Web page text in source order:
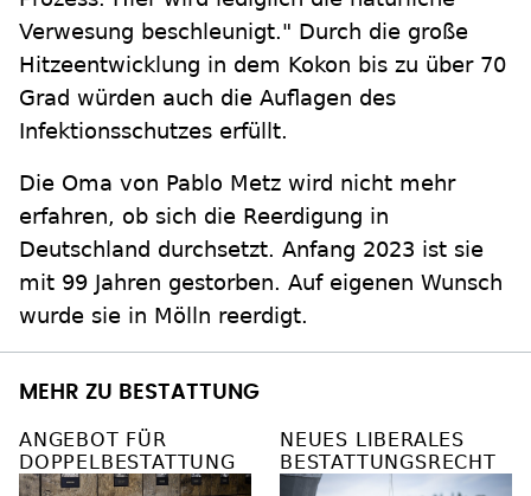
Verwesung beschleunigt." Durch die große
Hitzeentwicklung in dem Kokon bis zu über 70
Grad würden auch die Auflagen des
Infektionsschutzes erfüllt.
Die Oma von Pablo Metz wird nicht mehr
erfahren, ob sich die Reerdigung in
Deutschland durchsetzt. Anfang 2023 ist sie
mit 99 Jahren gestorben. Auf eigenen Wunsch
wurde sie in Mölln reerdigt.
MEHR ZU BESTATTUNG
ANGEBOT FÜR
DOPPELBESTATTUNG
NEUES LIBERALES
BESTATTUNGSRECHT